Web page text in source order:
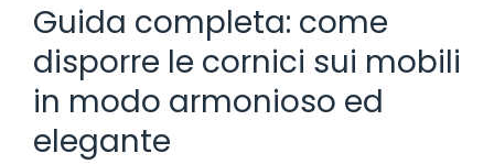
Guida completa: come
disporre le cornici sui mobili
in modo armonioso ed
elegante